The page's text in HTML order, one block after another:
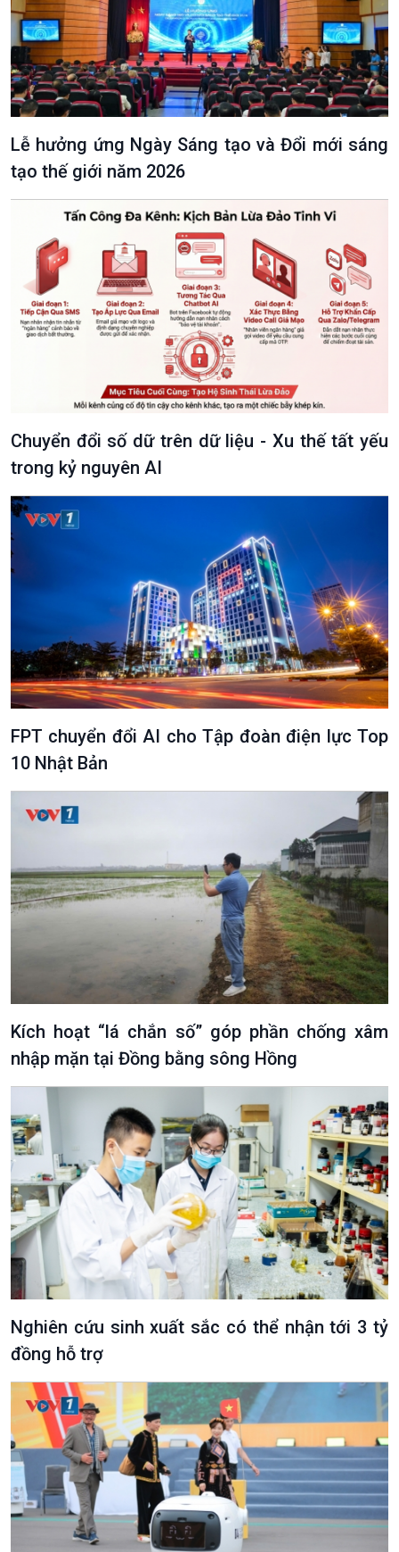
Podcast
Góc nhìn VOV1
Bình luận
10 phút Sự kiện - Luận bàn
Câu chuyện thời sự
Dòng chảy sự kiện
Đối thoại
Diễn đàn chủ nhật
VOV1 đặc biệt
Thanh âm ký sự
Chân dung cuộc sống
Các chương trình đặc biệt
Lễ hưởng ứng Ngày Sáng tạo và Đổi mới sáng
tạo thế giới năm 2026
Chuyển đổi số dữ trên dữ liệu - Xu thế tất yếu
trong kỷ nguyên AI
FPT chuyển đổi AI cho Tập đoàn điện lực Top
10 Nhật Bản
Kích hoạt “lá chắn số” góp phần chống xâm
nhập mặn tại Đồng bằng sông Hồng
Nghiên cứu sinh xuất sắc có thể nhận tới 3 tỷ
đồng hỗ trợ